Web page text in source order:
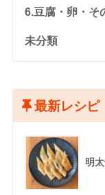
6.豆腐・卵・そ
未分類
最新レシピ
明